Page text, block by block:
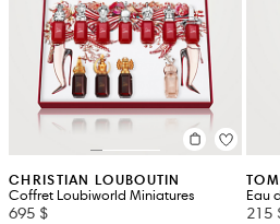
CHRISTIAN LOUBOUTIN
Coffret Loubiworld Miniatures
695 $
Eau
215